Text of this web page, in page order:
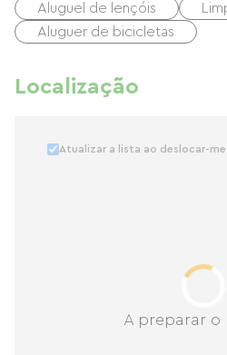
Aluguel de lençóis
Aluguer de bicicletas
Localização
A preparar o
Atualizar a lista ao deslocar-me